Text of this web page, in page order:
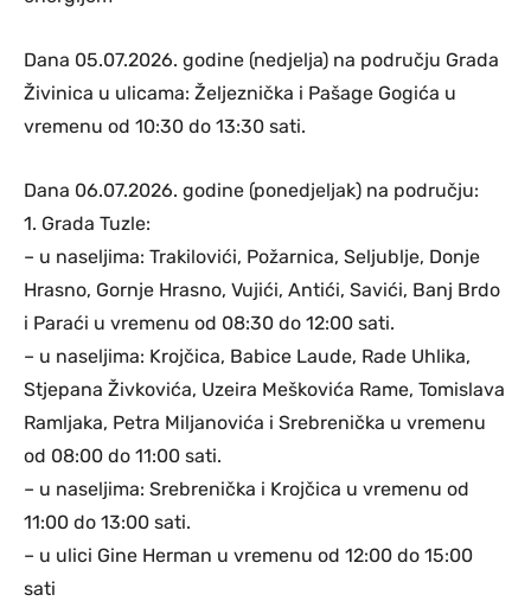
Dana 05.07.2026. godine (nedjelja) na području Grada
Živinica u ulicama: Željeznička i Pašage Gogića u
vremenu od 10:30 do 13:30 sati.
Dana 06.07.2026. godine (ponedjeljak) na području:
1. Grada Tuzle:
– u naseljima: Trakilovići, Požarnica, Seljublje, Donje
Hrasno, Gornje Hrasno, Vujići, Antići, Savići, Banj Brdo
i Paraći u vremenu od 08:30 do 12:00 sati.
– u naseljima: Krojčica, Babice Laude, Rade Uhlika,
Stjepana Živkovića, Uzeira Meškovića Rame, Tomislava
Ramljaka, Petra Miljanovića i Srebrenička u vremenu
od 08:00 do 11:00 sati.
– u naseljima: Srebrenička i Krojčica u vremenu od
11:00 do 13:00 sati.
– u ulici Gine Herman u vremenu od 12:00 do 15:00
sati